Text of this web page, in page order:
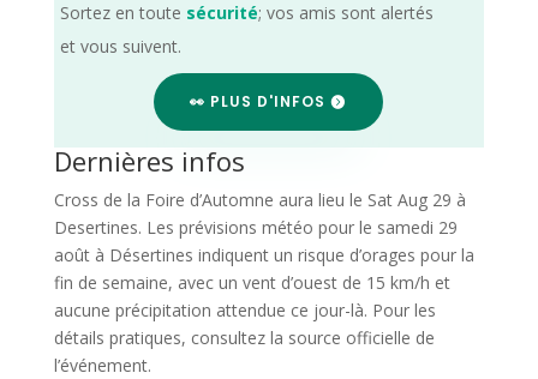
Sortez en toute sécurité; vos amis sont alertés
et vous suivent.
👀 PLUS D'INFOS
Dernières infos
Cross de la Foire d’Automne aura lieu le Sat Aug 29 à
Desertines. Les prévisions météo pour le samedi 29
août à Désertines indiquent un risque d’orages pour la
fin de semaine, avec un vent d’ouest de 15 km/h et
aucune précipitation attendue ce jour-là. Pour les
détails pratiques, consultez la source officielle de
l’événement.